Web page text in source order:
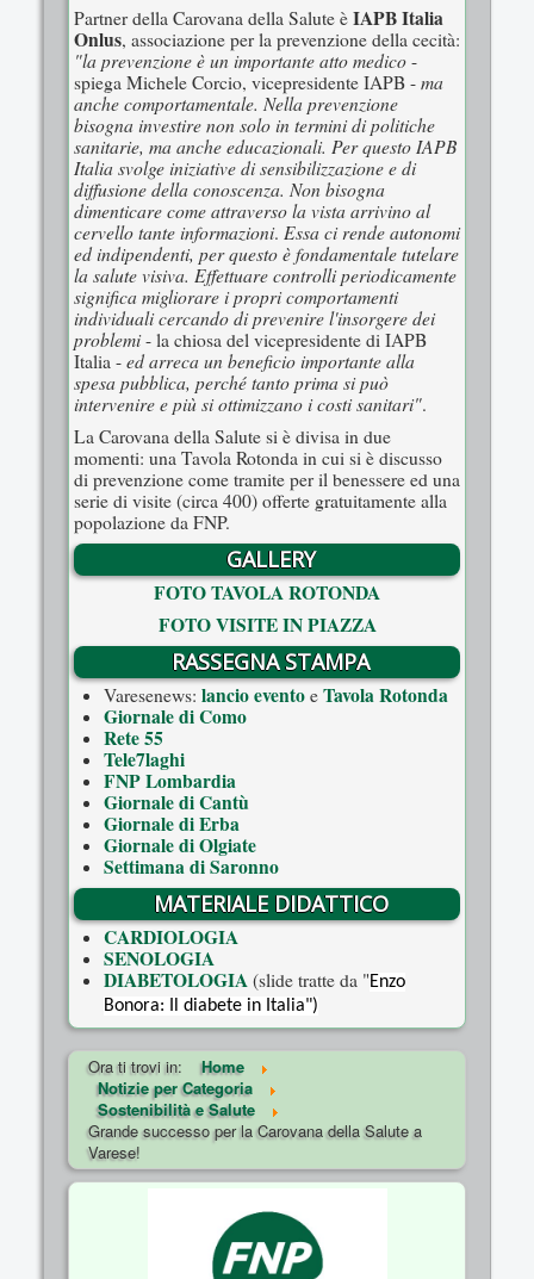
Partner della Carovana della Salute è IAPB Italia
Onlus, associazione per la prevenzione della cecità:
"la prevenzione è un importante atto medico -
spiega Michele Corcio, vicepresidente IAPB - ma
anche comportamentale. Nella prevenzione
bisogna investire non solo in termini di politiche
sanitarie, ma anche educazionali. Per questo IAPB
Italia svolge iniziative di sensibilizzazione e di
diffusione della conoscenza. Non bisogna
dimenticare come attraverso la vista arrivino al
cervello tante informazioni. Essa ci rende autonomi
ed indipendenti, per questo è fondamentale tutelare
la salute visiva. Effettuare controlli periodicamente
significa migliorare i propri comportamenti
individuali cercando di prevenire l'insorgere dei
problemi- la chiosa del vicepresidente di IAPB
Italia - ed arreca un beneficio importante alla
spesa pubblica, perché tanto prima si può
intervenire e più si ottimizzano i costi sanitari".
La Carovana della Salute si è divisa in due
momenti: una Tavola Rotonda in cui si è discusso
di prevenzione come tramite per il benessere ed una
serie di visite (circa 400) offerte gratuitamente alla
popolazione da FNP.
GALLERY
FOTO TAVOLA ROTONDA
FOTO VISITE IN PIAZZA
RASSEGNA STAMPA
Varesenews: lancio evento e Tavola Rotonda
Giornale di Como
Rete 55
Tele7laghi
FNP Lombardia
Giornale di Cantù
Giornale di Erba
Giornale di Olgiate
Settimana di Saronno
MATERIALE DIDATTICO
CARDIOLOGIA
SENOLOGIA
DIABETOLOGIA (slide tratte da "Enzo
Bonora: Il diabete in Italia")
Ora ti trovi in:
Home
Notizie per Categoria
Sostenibilità e Salute
Grande successo per la Carovana della Salute a
Varese!